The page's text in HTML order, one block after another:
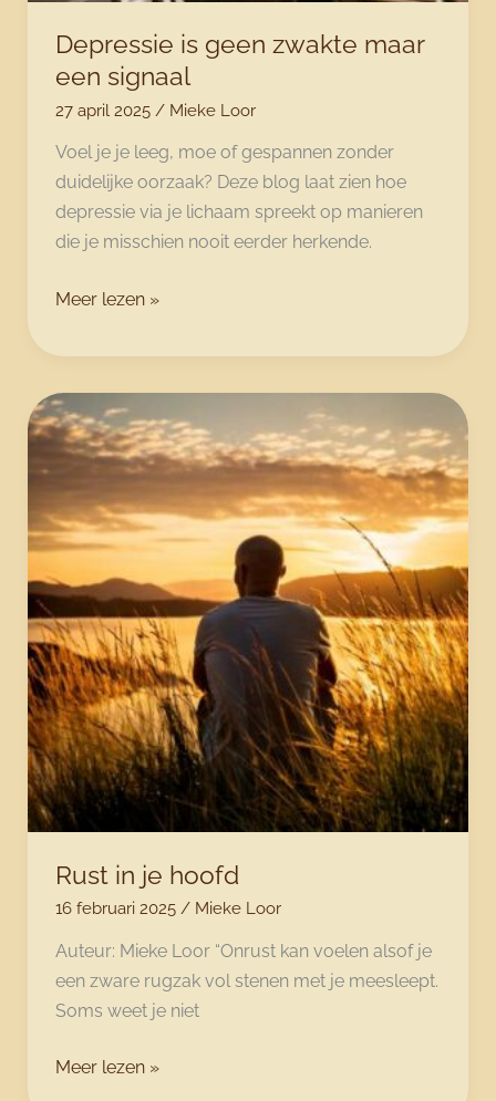
Depressie is geen zwakte maar
een signaal
27 april 2025 / Mieke Loor
Voel je je leeg, moe of gespannen zonder
duidelijke oorzaak? Deze blog laat zien hoe
depressie via je lichaam spreekt op manieren
die je misschien nooit eerder herkende.
Depressie
geen
zwakte
maar
een
Meer lezen »
Rust in je hoofd
16 februari 2025 / Mieke Loor
Auteur: Mieke Loor “Onrust kan voelen alsof je
een zware rugzak vol stenen met je meesleept.
Soms weet je niet
Rust
Meer lezen »